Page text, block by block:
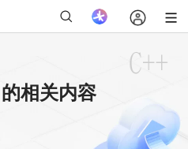
相关内容